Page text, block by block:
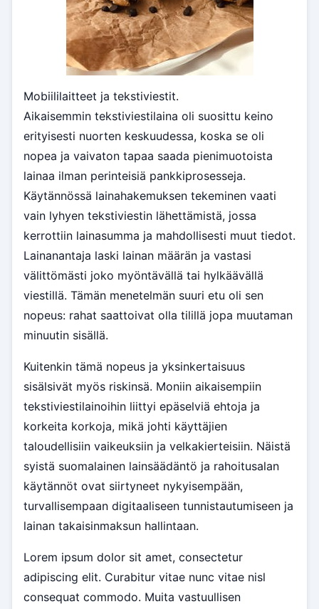
Mobiililaitteet ja tekstiviestit.
Aikaisemmin tekstiviestilaina oli suosittu keino
erityisesti nuorten keskuudessa, koska se oli
nopea ja vaivaton tapaa saada pienimuotoista
lainaa ilman perinteisiä pankkiprosesseja.
Käytännössä lainahakemuksen tekeminen vaati
vain lyhyen tekstiviestin lähettämistä, jossa
kerrottiin lainasumma ja mahdollisesti muut tiedot.
Lainanantaja laski lainan määrän ja vastasi
välittömästi joko myöntävällä tai hylkäävällä
viestillä. Tämän menetelmän suuri etu oli sen
nopeus: rahat saattoivat olla tilillä jopa muutaman
minuutin sisällä.
Kuitenkin tämä nopeus ja yksinkertaisuus
sisälsivät myös riskinsä. Moniin aikaisempiin
tekstiviestilainoihin liittyi epäselviä ehtoja ja
korkeita korkoja, mikä johti käyttäjien
taloudellisiin vaikeuksiin ja velkakierteisiin. Näistä
syistä suomalainen lainsäädäntö ja rahoitusalan
käytännöt ovat siirtyneet nykyisempään,
turvallisempaan digitaaliseen tunnistautumiseen ja
lainan takaisinmaksun hallintaan.
Lorem ipsum dolor sit amet, consectetur
adipiscing elit. Curabitur vitae nunc vitae nisl
consequat commodo. Muita vastuullisen